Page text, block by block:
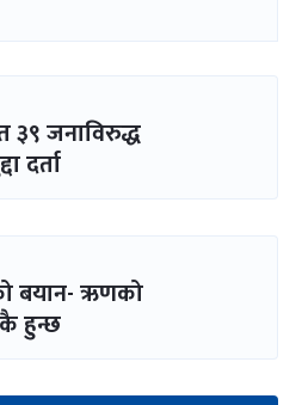
३९ जनाविरुद्ध
दर्ता
बयान- ऋणको
हुन्छ